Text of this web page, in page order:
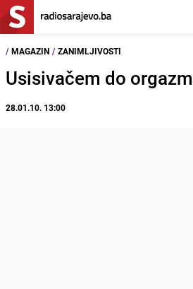
/ MAGAZIN / ZANIMLJIVOSTI
Usisivačem do
28.01.10. 13:00